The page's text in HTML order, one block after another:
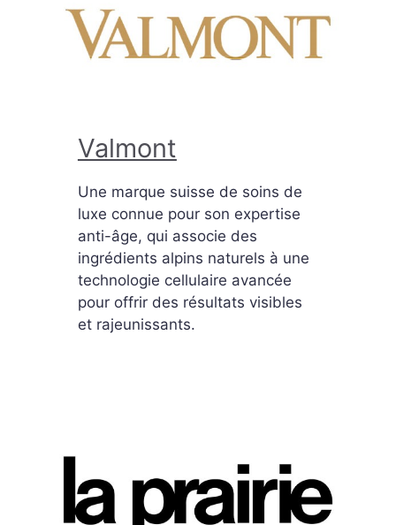
Valmont
Une marque suisse de soins de
luxe connue pour son expertise
anti-âge, qui associe des
ingrédients alpins naturels à une
technologie cellulaire avancée
pour offrir des résultats visibles
et rajeunissants.